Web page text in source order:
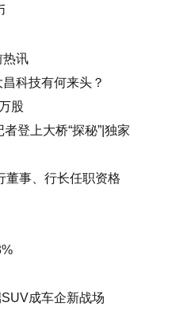
热讯
科技有何来头？
股
登上大桥“探秘”|独家
董事、行长任职资格
成车企新战场